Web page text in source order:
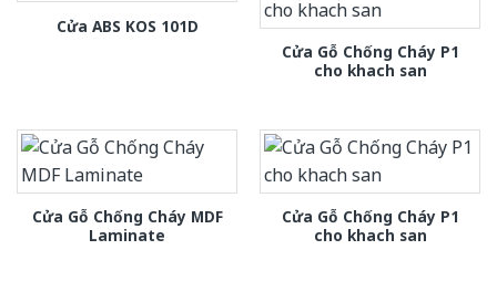
Cửa ABS KOS 101D
Cửa Gỗ Chống Cháy P1
cho khach san
Cửa Gỗ Chống Cháy MDF
Laminate
Cửa Gỗ Chống Cháy P1
cho khach san